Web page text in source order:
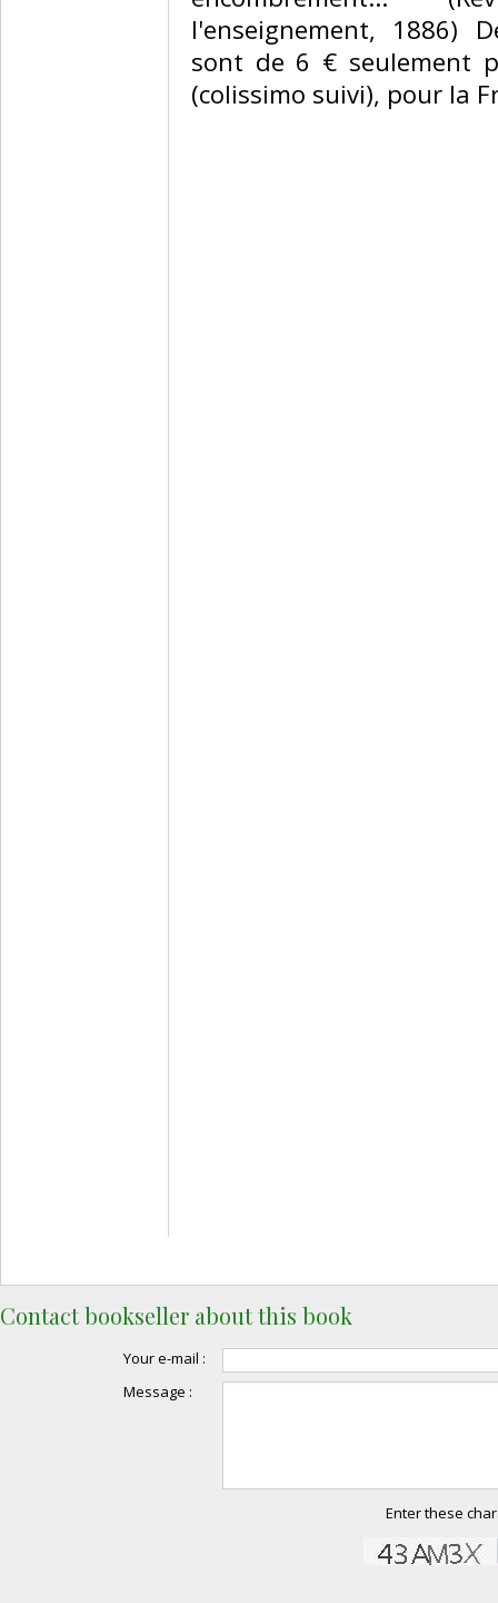
l'enseignement, 1886)
sont de 6 € seulement
(colissimo suivi), pour la
Contact bookseller about this book
Your e-mail :
Message :
Enter these